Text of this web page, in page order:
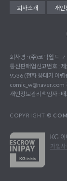
회사소개 개인
회사명 : (주)코믹월드
통신판매업신고번호 :
9536 (전화 응대가 어
comic_w@naver.com
개인정보관리책임자 :
COPYRIGHT ©
KG
가입